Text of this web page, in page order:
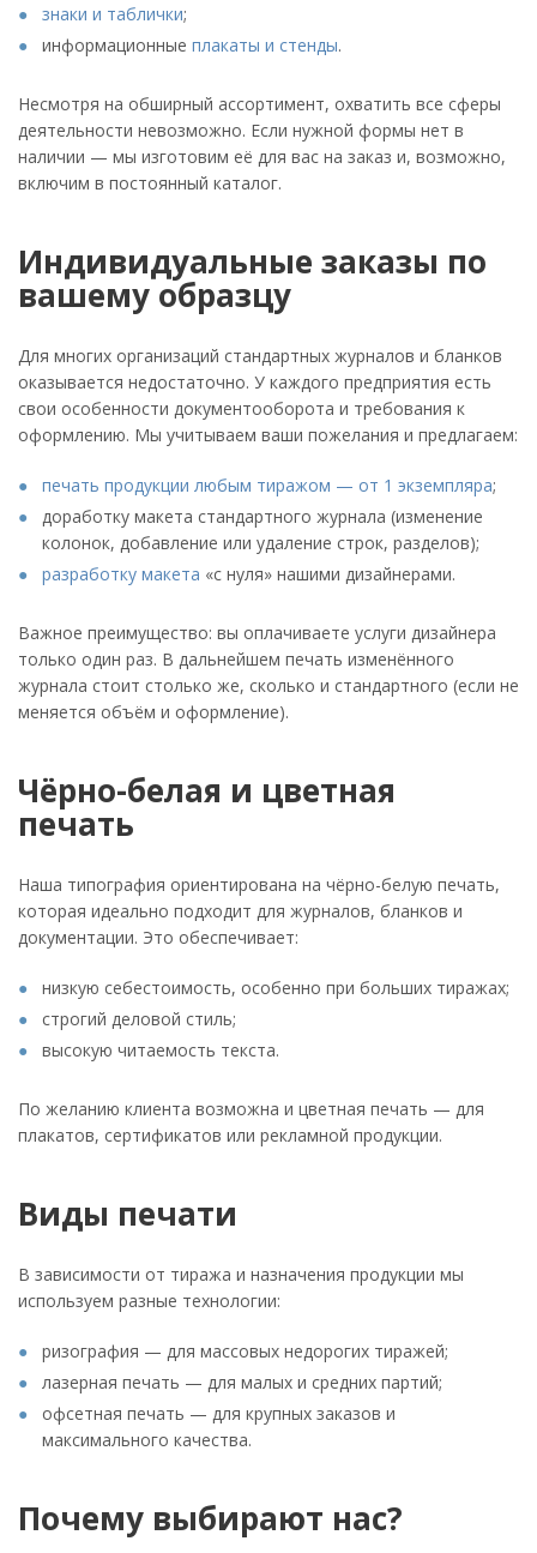
знаки и таблички;
информационные плакаты и стенды.
Несмотря на обширный ассортимент, охватить все сферы
деятельности невозможно. Если нужной формы нет в
наличии — мы изготовим её для вас на заказ и, возможно,
включим в постоянный каталог.
Индивидуальные заказы по
вашему образцу
Для многих организаций стандартных журналов и бланков
оказывается недостаточно. У каждого предприятия есть
свои особенности документооборота и требования к
оформлению. Мы учитываем ваши пожелания и предлагаем:
печать продукции любым тиражом — от 1 экземпляра;
доработку макета стандартного журнала (изменение
колонок, добавление или удаление строк, разделов);
разработку макета «с нуля» нашими дизайнерами.
Важное преимущество: вы оплачиваете услуги дизайнера
только один раз. В дальнейшем печать изменённого
журнала стоит столько же, сколько и стандартного (если не
меняется объём и оформление).
Чёрно-белая и цветная
печать
Наша типография ориентирована на чёрно-белую печать,
которая идеально подходит для журналов, бланков и
документации. Это обеспечивает:
низкую себестоимость, особенно при больших тиражах;
строгий деловой стиль;
высокую читаемость текста.
По желанию клиента возможна и цветная печать — для
плакатов, сертификатов или рекламной продукции.
Виды печати
В зависимости от тиража и назначения продукции мы
используем разные технологии:
ризография — для массовых недорогих тиражей;
лазерная печать — для малых и средних партий;
офсетная печать — для крупных заказов и
максимального качества.
Почему выбирают нас?